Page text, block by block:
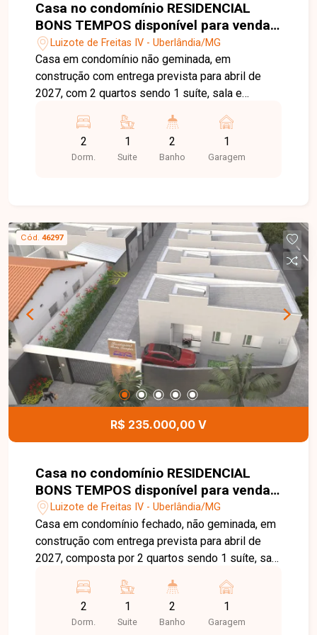
Casa no condomínio RESIDENCIAL
BONS TEMPOS disponível para venda
em Uberlândia-MG
Luizote de Freitas IV - Uberlândia/MG
Casa em condomínio não geminada, em
construção com entrega prevista para abril de
2027, com 2 quartos sendo 1 suíte, sala e
revestimento em porcelanato nas paredes, piso
em porcelanato retificado, área de lazer com
churrasqueira individual, estacionamento para até
2
Dorm.
1
Suite
2
Banho
1
Garagem
Cód. 46297
R$ 235.000,00 V
Casa no condomínio RESIDENCIAL
BONS TEMPOS disponível para venda
em Uberlândia-MG
Luizote de Freitas IV - Uberlândia/MG
Casa em condomínio fechado, não geminada, em
construção com entrega prevista para abril de
2027, composta por 2 quartos sendo 1 suíte, sala
revestimento em porcelanato até o teto, piso em
porcelanato retificado, área de lazer privativa com
churrasqueira, estacionamento para até 2
2
Dorm.
1
Suite
2
Banho
1
Garagem